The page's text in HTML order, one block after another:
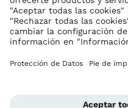
Ottobock en todo el mundo